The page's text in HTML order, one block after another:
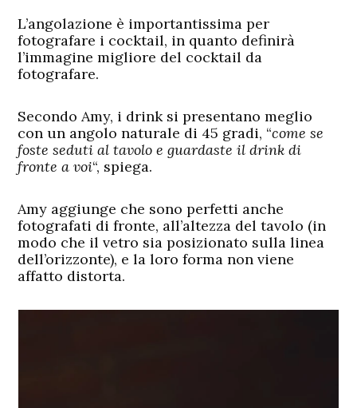
L’angolazione è importantissima per
fotografare i cocktail, in quanto definirà
l’immagine migliore del cocktail da
fotografare.
Secondo Amy, i drink si presentano meglio
con un angolo naturale di 45 gradi, “come se
foste seduti al tavolo e guardaste il drink di
fronte a voi“, spiega.
Amy aggiunge che sono perfetti anche
fotografati di fronte, all’altezza del tavolo (in
modo che il vetro sia posizionato sulla linea
dell’orizzonte), e la loro forma non viene
affatto distorta.